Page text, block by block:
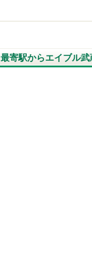
最寄駅からエイブル